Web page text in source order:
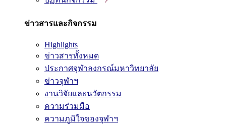
ข่าวสารและกิจกรรม
Highlights
ข่าวสารทั้งหมด
ประกาศจุฬาลงกรณ์มหาวิทยาลัย
ข่าวจุฬาฯ
งานวิจัยและนวัตกรรม
ความร่วมมือ
ความภูมิใจของจุฬาฯ